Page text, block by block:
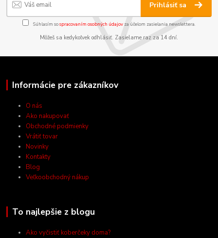
Prihlásiť sa
Súhlasím sospracovaním osobných údajov za účelom zasielania newslettera.
Môžeš sa kedykoľvek odhlásiť. Zasielame raz za 14 dní.
Informácie pre zákazníkov
O nás
Ako nakupovať
Obchodné podmienky
Vrátiť tovar
Novinky
Kontakty
Blog
Veľkoobchodný nákup
To najlepšie z blogu
Ako vyčistiť koberčeky doma?